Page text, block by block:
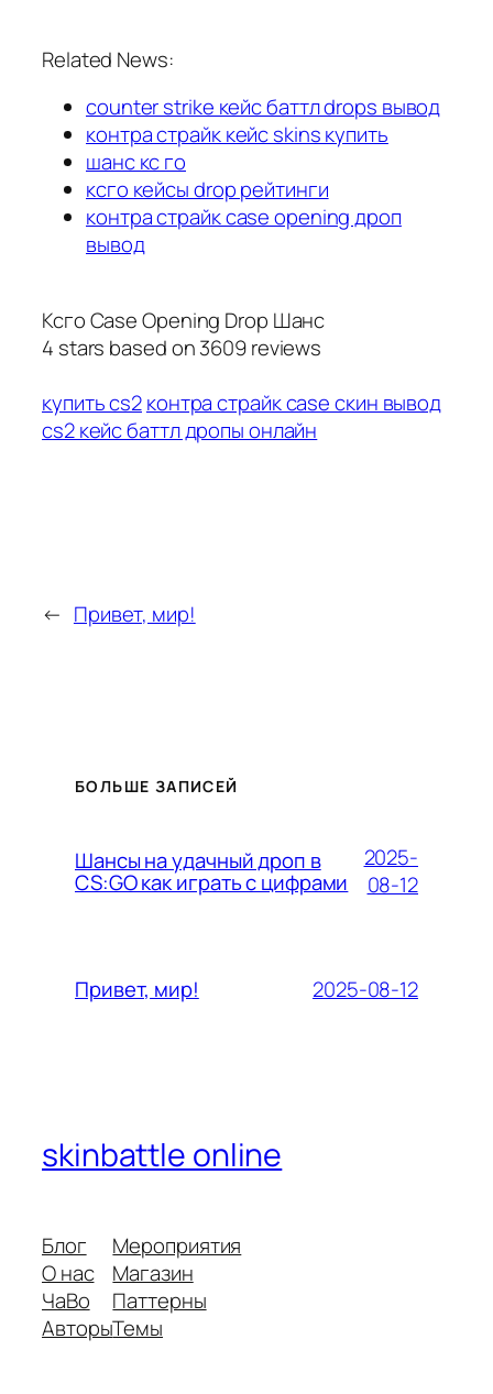
Related News:
counter strike кейс баттл drops вывод
контра страйк кейс skins купить
шанс кс го
ксго кейсы drop рейтинги
контра страйк case opening дроп
вывод
Ксго Case Opening Drop Шанс
4 stars based on3609reviews
купить cs2контра страйк case скин вывод
cs2 кейс баттл дропы онлайн
← Привет, мир!
БОЛЬШЕ ЗАПИСЕЙ
Шансы на удачный дроп в
CS:GO как играть с цифрами
2025-
08-12
Привет, мир! 2025-08-12
skinbattle online
Блог
О нас
ЧаВо
Авторы
Мероприятия
Магазин
Паттерны
Темы